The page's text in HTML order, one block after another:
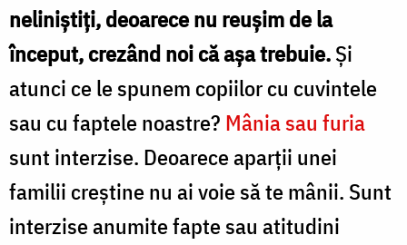
neliniştiţi, deoarece nu reuşim de la
început, crezând noi că aşa trebuie.Şi
atunci ce le spunem copiilor cu cuvintele
sau cu faptele noastre? Mânia sau furia
sunt interzise. Deoarece aparţii unei
familii creştine nu ai voie să te mânii. Sunt
interzise anumite fapte sau atitudini